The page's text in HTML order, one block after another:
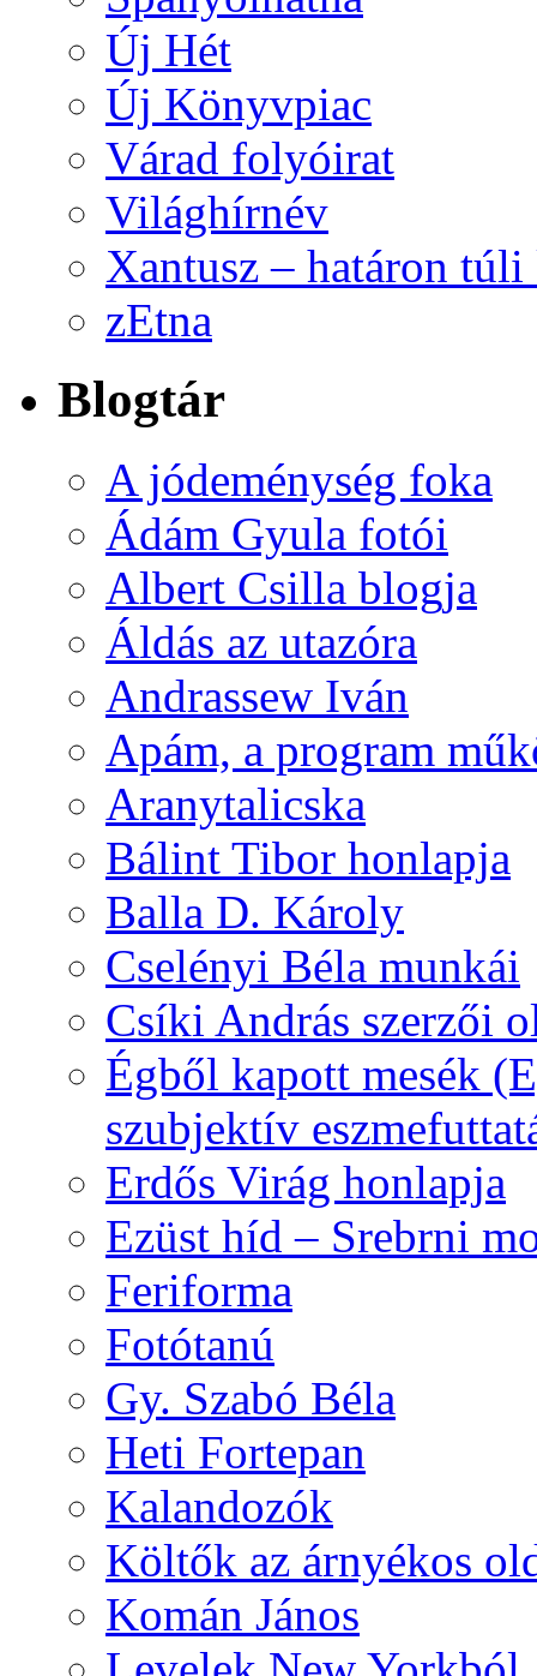
Új Hét
Új Könyvpiac
Várad folyóirat
Világhírnév
Xantusz – határon
zEtna
Blogtár
A jódeménység foka
Ádám Gyula fotói
Albert Csilla blogja
Áldás az utazóra
Andrassew Iván
Apám, a program
Aranytalicska
Bálint Tibor honlapja
Balla D. Károly
Cselényi Béla munkái
Csíki András szerzői
Égből kapott mesék
szubjektív
Erdős Virág honlapja
Ezüst híd – Srebrni
Feriforma
Fotótanú
Gy. Szabó Béla
Heti Fortepan
Kalandozók
Költők az árnyékos
Komán János